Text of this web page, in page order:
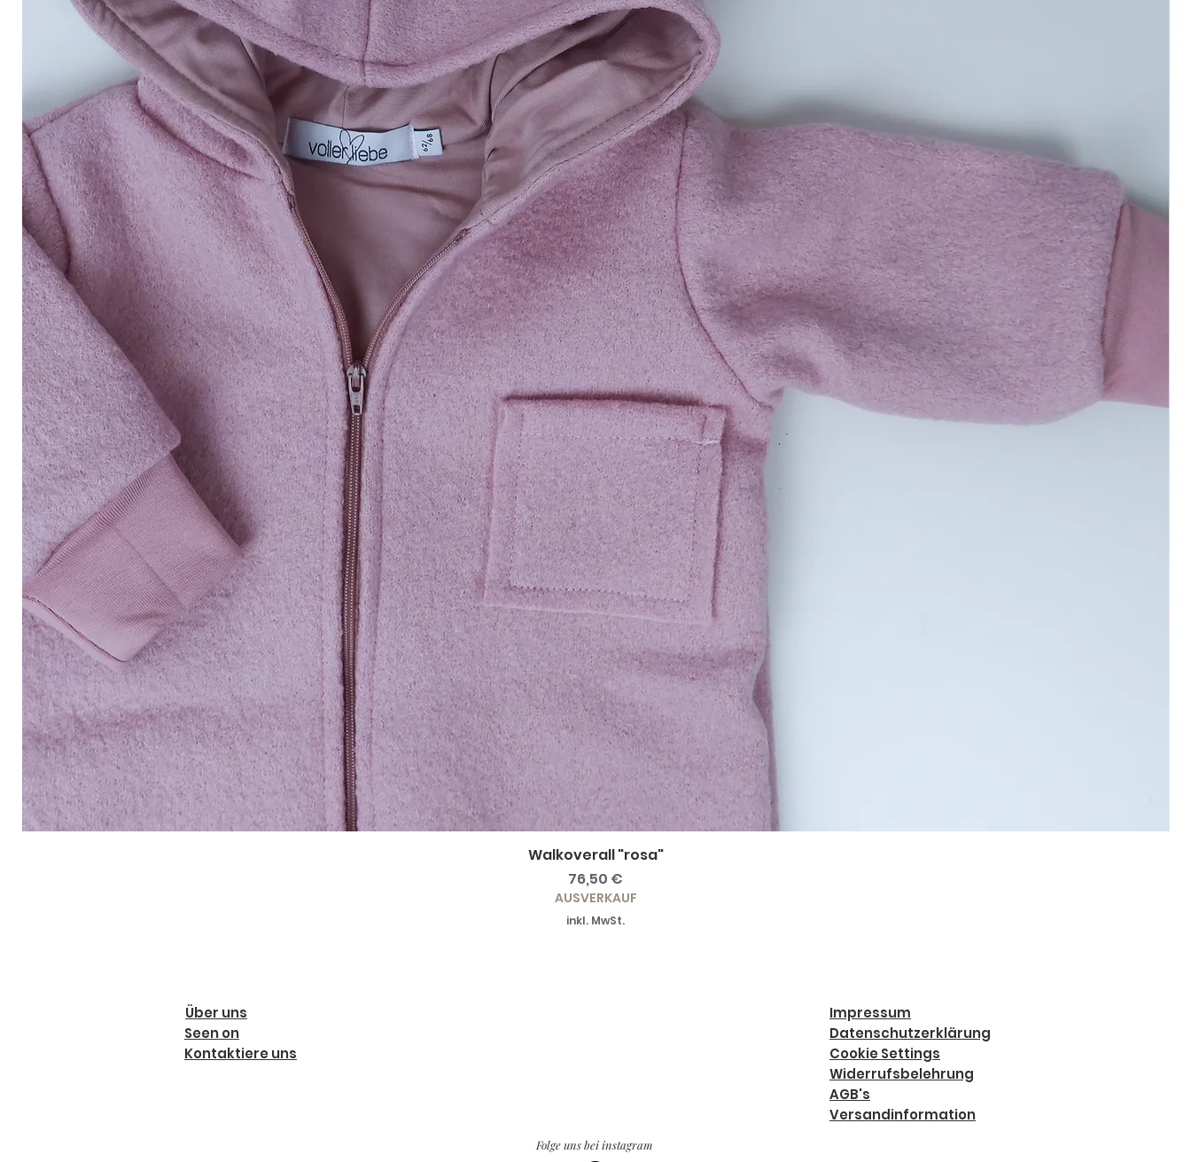
Walkoverall "rosa"
Preis
76,50 €
AUSVERKAUF
inkl. MwSt.
Über uns
Seen on
Kontaktiere uns
Impressum
Datenschutzerklärung
Cookie Settings
Widerrufsbelehrung
AGB's
Versandinformation
Folge uns bei instagram